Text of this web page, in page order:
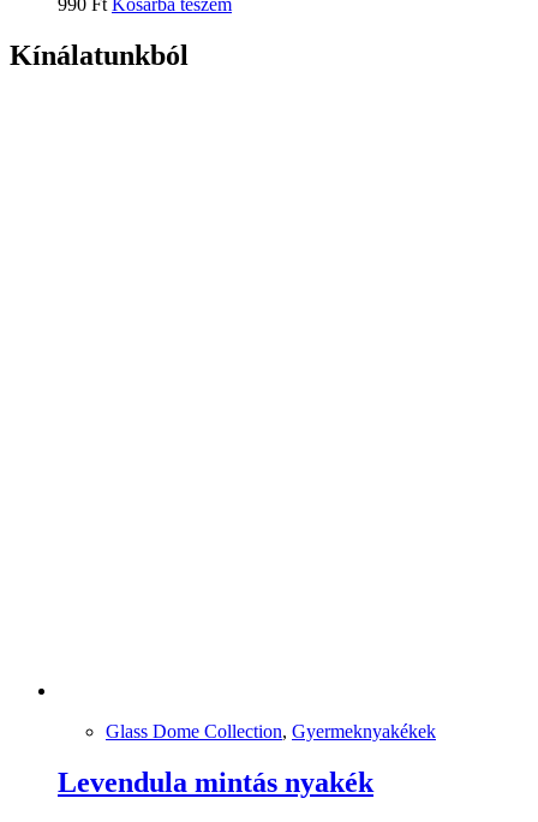
990 Ft Kosárba teszem
Kínálatunkból
Glass Dome Collection, Gyermeknyakékek
Levendula mintás nyakék